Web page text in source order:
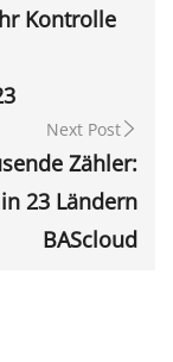
Kontrolle
Next Post
Zähler:
23 Ländern
BAScloud